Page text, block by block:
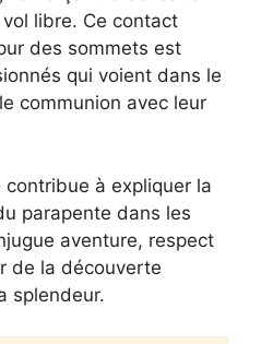
libre. Ce contact
des sommets est
qui voient dans le
communion avec leur
à expliquer la
parapente dans les
aventure, respect
de la découverte
splendeur.